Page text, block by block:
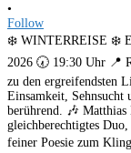
•
Follow
❄️ WINTERREISE ❄️
2026 🕢 19:30 Uhr 📍
zu den ergreifendsten
Einsamkeit, Sehnsucht
berührend. 🎶
gleichberechtigtes
feiner Poesie zum